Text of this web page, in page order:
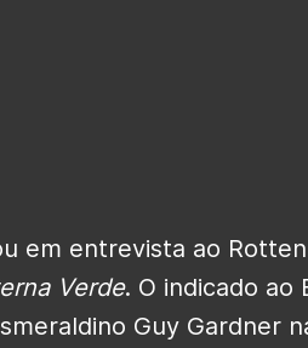
em entrevista ao
Verde. O indicado ao
Guy Gardner